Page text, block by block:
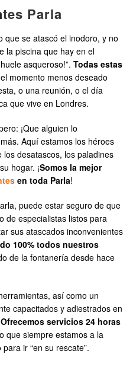
Parla
que se atascó el inodoro, y no
la piscina que hay en el
asqueroso!”. Todas estas
momento menos deseado
o una reunión, o el día
que vive en Londres.
¡Que alguien lo
Aquí estamos los héroes
desatascos, los paladines
hogar. ¡Somos la mejor
en toda Parla!
puede estar seguro de que
de especialistas listos para
sus atascados inconvenientes
100% todos nuestros
de la fontanería desde hace
así como un
capacitados y adiestrados en
Ofrecemos servicios 24 horas
que siempre estamos a la
ir “en su rescate”.